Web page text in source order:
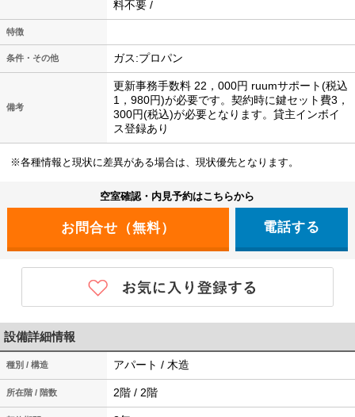
料不要 /
特徴
条件・その他 ガス:プロパン
備考
更新事務手数料 22，000円 ruumサポート(税込
1，980円)が必要です。契約時に鍵セット費3，
300円(税込)が必要となります。貸主インボイ
ス登録あり
※各種情報と現状に差異がある場合は、現状優先となります。
空室確認・内見予約はこちらから
電話する
設備詳細情報
種別 / 構造 アパート / 木造
所在階 / 階数 2階 / 2階